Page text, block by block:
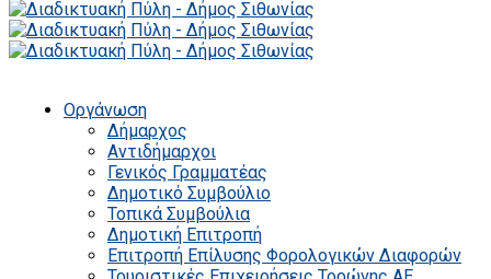
Οργάνωση
Δήμαρχος
Αντιδήμαρχοι
Γενικός Γραμματέας
Δημοτικό Συμβούλιο
Τοπικά Συμβούλια
Δημοτική Επιτροπή
Επιτροπή Επίλυσης Φορολογικών Διαφορών